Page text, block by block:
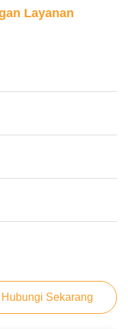
Layanan
Hubungi Sekarang